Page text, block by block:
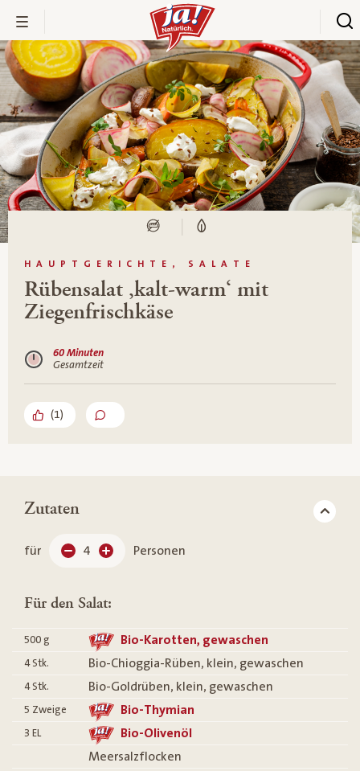
HAUPTGERICHTE, SALATE
Rübensalat ‚kalt-warm‘ mit
Ziegenfrischkäse
60 Minuten
Gesamtzeit
(1)
Zutaten
für 4 Personen
Für den Salat:
500 g Bio-Karotten, gewaschen
4 Stk. Bio-Chioggia-Rüben, klein, gewaschen
4 Stk. Bio-Goldrüben, klein, gewaschen
5 Zweige Bio-Thymian
3 EL
Bio-Olivenöl
Meersalzflocken